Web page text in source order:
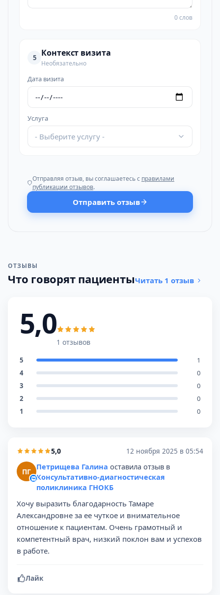
0 слов
5 Контекст визита
Необязательно
Дата визита
Услуга
- Выберите услугу -
Отправляя отзыв, вы соглашаетесь с правилами
публикации отзывов.
Отправить отзыв
ОТЗЫВЫ
Что говорят пациентыЧитать 1 отзыв
5,0
1 отзывов
5
1
4
0
3
0
2
0
1
0
5,0 12 ноября 2025 в 05:54
ПГ Петрищева Галина оставила отзыв в
Консультативно-диагностическая
поликлиника ГНОКБ
Хочу выразить благодарность Тамаре
Александровне за ее чуткое и внимательное
отношение к пациентам. Очень грамотный и
компетентный врач, низкий поклон вам и успехов
в работе.
Лайк